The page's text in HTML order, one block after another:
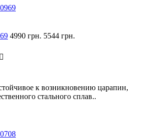
4990 грн. 5544 грн.
к возникновению царапин,
стального сплав..